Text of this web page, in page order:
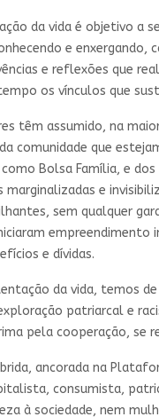
da vida é objetivo a
e enxergando,
e reflexões que
os vínculos que
têm assumido, na
comunidade que
Bolsa Família, e
marginalizadas e
sem qualquer
e dívidas.
da vida, temos
patriarcal e
pela cooperação, se
ancorada na
consumista,
à sociedade, nem